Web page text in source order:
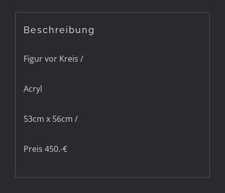
Beschreibung
Figur vor Kreis /
Acryl
53cm x 56cm /
Preis 450.-€